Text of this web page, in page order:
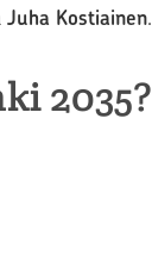
Juha Kostiainen.
2035?